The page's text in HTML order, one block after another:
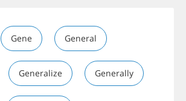
Gene General
Generalize Generally